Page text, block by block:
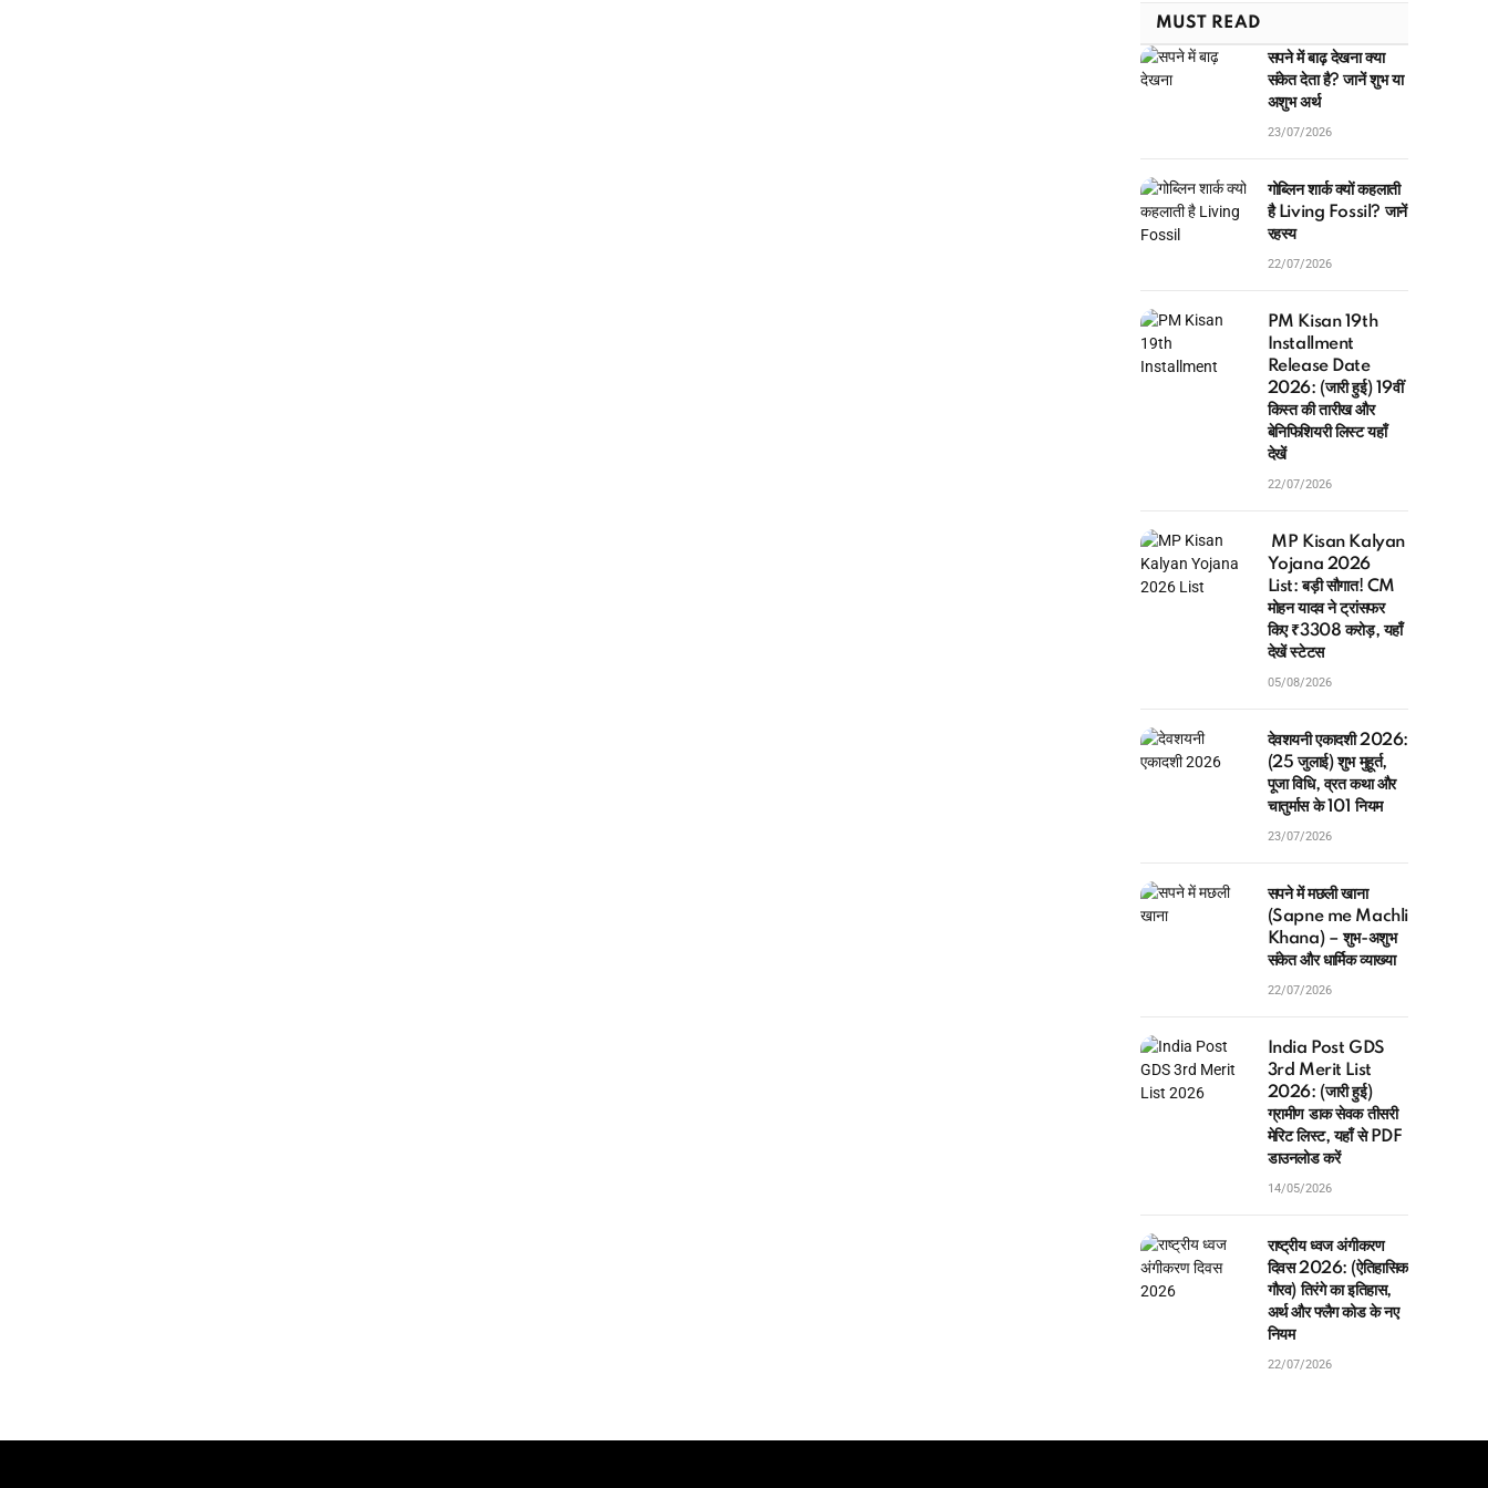
MUST READ
सपने में बाढ़ देखना क्या
संकेत देता है? जानें शुभ या
अशुभ अर्थ
23/07/2026
गोब्लिन शार्क क्यों कहलाती
है Living Fossil? जानें
रहस्य
22/07/2026
PM Kisan 19th
Installment
Release Date
2026: (जारी हुई) 19वीं
किस्त की तारीख और
बेनिफिशियरी लिस्ट यहाँ
देखें
22/07/2026
MP Kisan Kalyan
Yojana 2026
List: बड़ी सौगात! CM
मोहन यादव ने ट्रांसफर
किए ₹3308 करोड़, यहाँ
देखें स्टेटस
05/08/2026
देवशयनी एकादशी 2026:
(25 जुलाई) शुभ मुहूर्त,
पूजा विधि, व्रत कथा और
चातुर्मास के 101 नियम
23/07/2026
सपने में मछली खाना
(Sapne me Machli
Khana) – शुभ-अशुभ
संकेत और धार्मिक व्याख्या
22/07/2026
India Post GDS
3rd Merit List
2026: (जारी हुई)
ग्रामीण डाक सेवक तीसरी
मेरिट लिस्ट, यहाँ से PDF
डाउनलोड करें
14/05/2026
राष्ट्रीय ध्वज अंगीकरण
दिवस 2026: (ऐतिहासिक
गौरव) तिरंगे का इतिहास,
अर्थ और फ्लैग कोड के नए
नियम
22/07/2026